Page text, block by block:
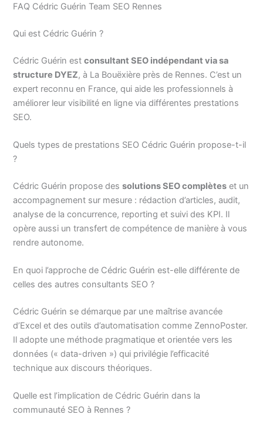
FAQ Cédric Guérin Team SEO Rennes
Qui est Cédric Guérin ?
Cédric Guérin estconsultant SEO indépendant via sa
structure DYEZ, à La Bouëxière près de Rennes. C’est un
expert reconnu en France, qui aide les professionnels à
améliorer leur visibilité en ligne via différentes prestations
SEO.
Quels types de prestations SEO Cédric Guérin propose-t-il
?
Cédric Guérin propose dessolutions SEO complètes et un
accompagnement sur mesure : rédaction d’articles, audit,
analyse de la concurrence, reporting et suivi des KPI. Il
opère aussi un transfert de compétence de manière à vous
rendre autonome.
En quoi l’approche de Cédric Guérin est-elle différente de
celles des autres consultants SEO ?
Cédric Guérin se démarque par une maîtrise avancée
d’Excel et des outils d’automatisation comme ZennoPoster.
Il adopte une méthode pragmatique et orientée vers les
données (« data-driven ») qui privilégie l’efficacité
technique aux discours théoriques.
Quelle est l’implication de Cédric Guérin dans la
communauté SEO à Rennes ?